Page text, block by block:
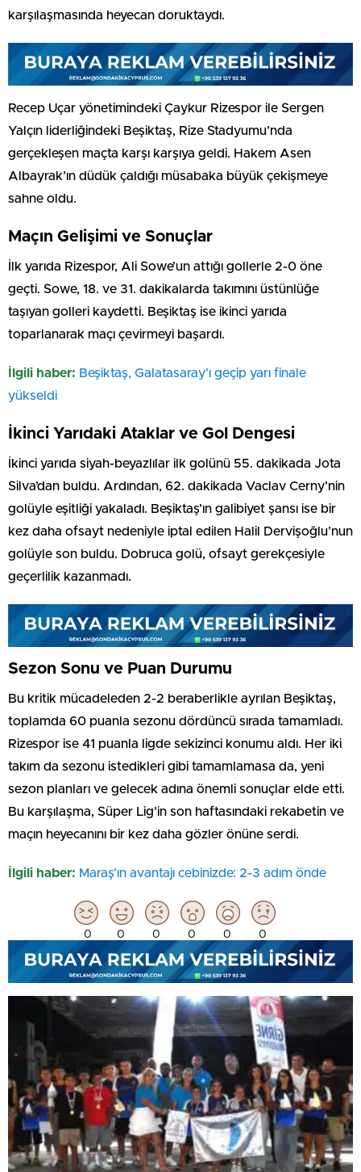
karşılaşmasında heyecan doruktaydı.
Recep Uçar yönetimindeki Çaykur Rizespor ile Sergen
Yalçın liderliğindeki Beşiktaş, Rize Stadyumu’nda
gerçekleşen maçta karşı karşıya geldi. Hakem Asen
Albayrak’ın düdük çaldığı müsabaka büyük çekişmeye
sahne oldu.
Maçın Gelişimi ve Sonuçlar
İlk yarıda Rizespor, Ali Sowe’un attığı gollerle 2-0 öne
geçti. Sowe, 18. ve 31. dakikalarda takımını üstünlüğe
taşıyan golleri kaydetti. Beşiktaş ise ikinci yarıda
toparlanarak maçı çevirmeyi başardı.
İlgili haber: Beşiktaş, Galatasaray’ı geçip yarı finale
yükseldi
İkinci Yarıdaki Ataklar ve Gol Dengesi
İkinci yarıda siyah-beyazlılar ilk golünü 55. dakikada Jota
Silva’dan buldu. Ardından, 62. dakikada Vaclav Cerny’nin
golüyle eşitliği yakaladı. Beşiktaş’ın galibiyet şansı ise bir
kez daha ofsayt nedeniyle iptal edilen Halil Dervişoğlu’nun
golüyle son buldu. Dobruca golü, ofsayt gerekçesiyle
geçerlilik kazanmadı.
Sezon Sonu ve Puan Durumu
Bu kritik mücadeleden 2-2 beraberlikle ayrılan Beşiktaş,
toplamda 60 puanla sezonu dördüncü sırada tamamladı.
Rizespor ise 41 puanla ligde sekizinci konumu aldı. Her iki
takım da sezonu istedikleri gibi tamamlamasa da, yeni
sezon planları ve gelecek adına önemli sonuçlar elde etti.
Bu karşılaşma, Süper Lig’in son haftasındaki rekabetin ve
maçın heyecanını bir kez daha gözler önüne serdi.
İlgili haber: Maraş’ın avantajı cebinizde: 2-3 adım önde
0 0 0 0 0 0